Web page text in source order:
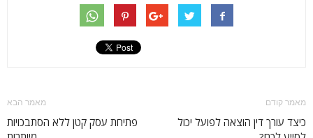
מאמר קודם
כיצד עורך דין הוצאה לפועל יכול
מאמר הבא
פתיחת עסק קטן ללא הסתבכויות